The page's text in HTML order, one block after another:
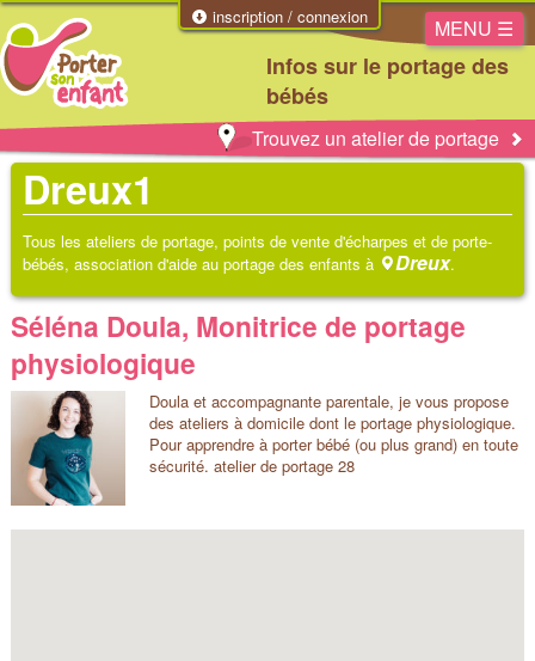
inscription / connexion
Infos sur le portage des
bébés
MENU ☰
Trouvez un atelier de portage
Dreux1
Tous les ateliers de portage, points de vente d'écharpes et de porte-
bébés, association d'aide au portage des enfants à
Dreux.
Séléna Doula, Monitrice de portage
physiologique
Doula et accompagnante parentale, je vous propose
des ateliers à domicile dont le portage physiologique.
Pour apprendre à porter bébé (ou plus grand) en toute
sécurité. atelier de portage 28